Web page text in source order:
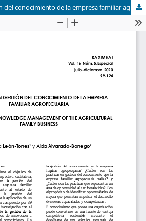
Prácticas en gestión del conocimiento de la empresa familiar agropecuaria